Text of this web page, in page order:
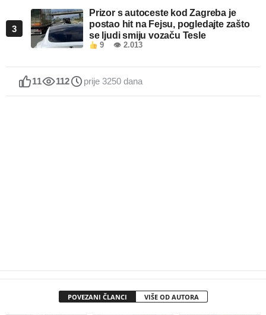
3
Prizor s autoceste kod Zagreba je
postao hit na Fejsu, pogledajte zašto
se ljudi smiju vozaču Tesle
9 👁 2.013
11 112 prije 3250 dana
POVEZANI ČLANCI VIŠE OD AUTORA